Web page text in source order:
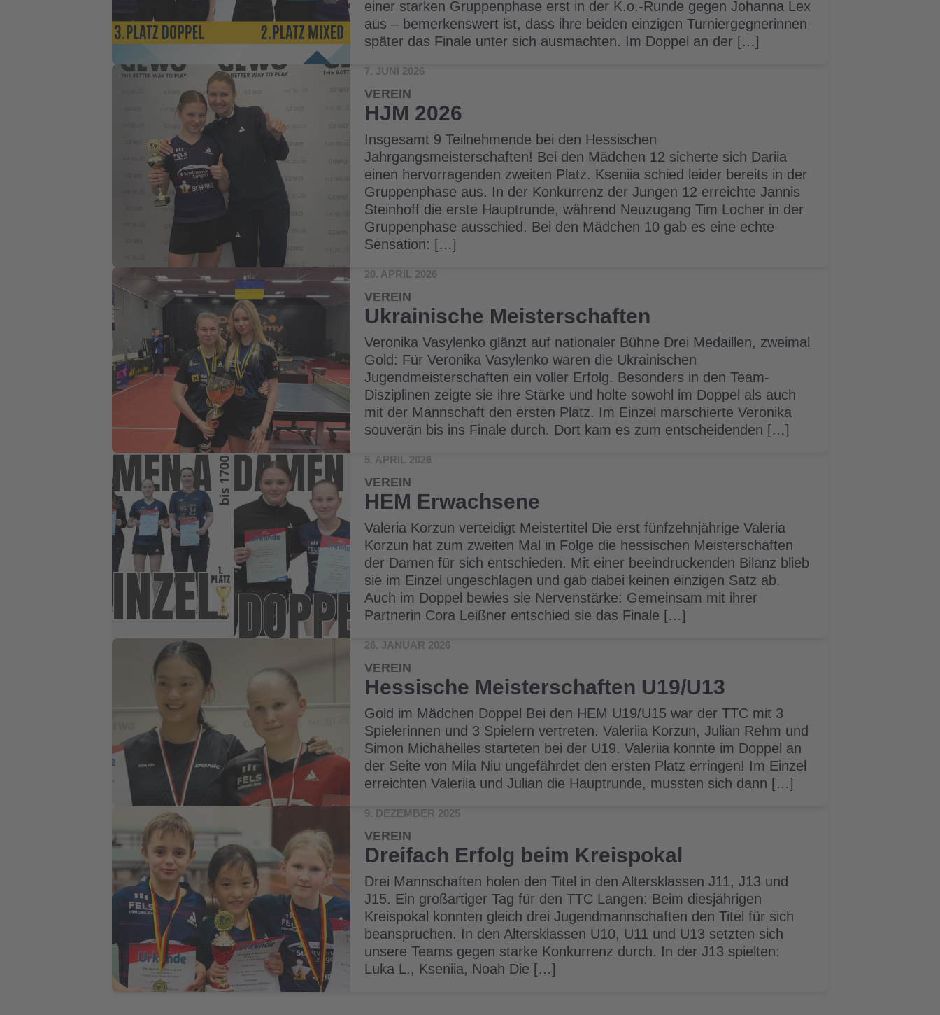
einer starken Gruppenphase erst in der K.o.-Runde gegen Johanna Lex
aus – bemerkenswert ist, dass ihre beiden einzigen Turniergegnerinnen
später das Finale unter sich ausmachten. Im Doppel an der […]
7. JUNI 2026
VEREIN
HJM 2026
Insgesamt 9 Teilnehmende bei den Hessischen
Jahrgangsmeisterschaften! Bei den Mädchen 12 sicherte sich Dariia
einen hervorragenden zweiten Platz. Kseniia schied leider bereits in der
Gruppenphase aus. In der Konkurrenz der Jungen 12 erreichte Jannis
Steinhoff die erste Hauptrunde, während Neuzugang Tim Locher in der
Gruppenphase ausschied. Bei den Mädchen 10 gab es eine echte
Sensation: […]
20. APRIL 2026
VEREIN
Ukrainische Meisterschaften
Veronika Vasylenko glänzt auf nationaler Bühne Drei Medaillen, zweimal
Gold: Für Veronika Vasylenko waren die Ukrainischen
Jugendmeisterschaften ein voller Erfolg. Besonders in den Team-
Disziplinen zeigte sie ihre Stärke und holte sowohl im Doppel als auch
mit der Mannschaft den ersten Platz. Im Einzel marschierte Veronika
souverän bis ins Finale durch. Dort kam es zum entscheidenden […]
5. APRIL 2026
VEREIN
HEM Erwachsene
Valeria Korzun verteidigt Meistertitel Die erst fünfzehnjährige Valeria
Korzun hat zum zweiten Mal in Folge die hessischen Meisterschaften
der Damen für sich entschieden. Mit einer beeindruckenden Bilanz blieb
sie im Einzel ungeschlagen und gab dabei keinen einzigen Satz ab.
Auch im Doppel bewies sie Nervenstärke: Gemeinsam mit ihrer
Partnerin Cora Leißner entschied sie das Finale […]
26. JANUAR 2026
VEREIN
Hessische Meisterschaften U19/U13
Gold im Mädchen Doppel Bei den HEM U19/U15 war der TTC mit 3
Spielerinnen und 3 Spielern vertreten. Valeriia Korzun, Julian Rehm und
Simon Michahelles starteten bei der U19. Valeriia konnte im Doppel an
der Seite von Mila Niu ungefährdet den ersten Platz erringen! Im Einzel
erreichten Valeriia und Julian die Hauptrunde, mussten sich dann […]
9. DEZEMBER 2025
VEREIN
Dreifach Erfolg beim Kreispokal
Drei Mannschaften holen den Titel in den Altersklassen J11, J13 und
J15. Ein großartiger Tag für den TTC Langen: Beim diesjährigen
Kreispokal konnten gleich drei Jugendmannschaften den Titel für sich
beanspruchen. In den Altersklassen U10, U11 und U13 setzten sich
unsere Teams gegen starke Konkurrenz durch. In der J13 spielten:
Luka L., Kseniia, Noah Die […]